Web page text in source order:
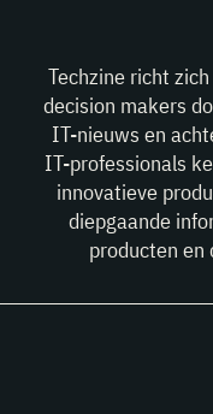
Techzine richt
decision makers
IT-nieuws en
IT-professionals
innovatieve
diepgaande
producten en